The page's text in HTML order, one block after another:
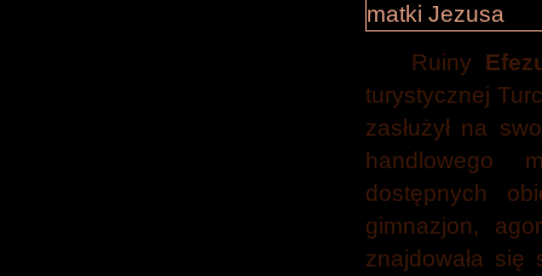
Ruiny
turystycznej
zasłużył na
handlowego
dostępnych
gimnazjon,
znajdowała się